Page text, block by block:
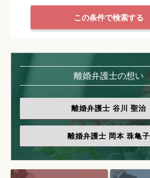
この条件で検索する
離婚弁護士の想い
離婚弁護士 谷川 聖治
離婚弁護士 岡本 珠亀子